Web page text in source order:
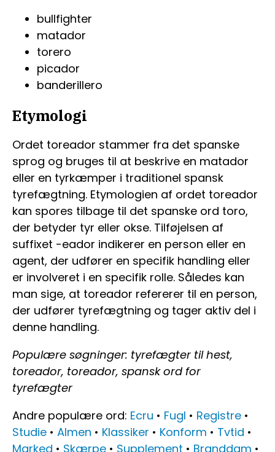
bullfighter
matador
torero
picador
banderillero
Etymologi
Ordet toreador stammer fra det spanske
sprog og bruges til at beskrive en matador
eller en tyrkæmper i traditionel spansk
tyrefægtning. Etymologien af ordet toreador
kan spores tilbage til det spanske ord toro,
der betyder tyr eller okse. Tilføjelsen af ​​
suffixet -eador indikerer en person eller en
agent, der udfører en specifik handling eller
er involveret i en specifik rolle. Således kan
man sige, at toreador refererer til en person,
der udfører tyrefægtning og tager aktiv del i
denne handling.
Populære søgninger: tyrefægter til hest,
toreador, toreador, spansk ord for
tyrefægter
Andre populære ord: Ecru • Fugl • Registre •
Studie • Almen • Klassiker • Konform • Tvtid •
Marked • Skærpe • Supplement • Branddam •